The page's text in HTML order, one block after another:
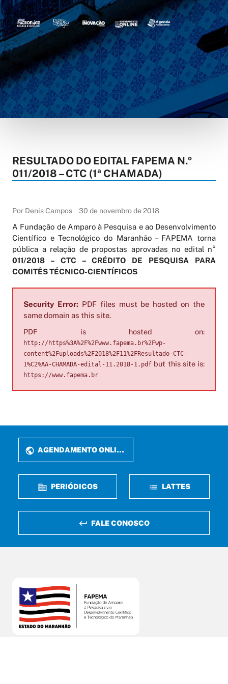
RESULTADO DO EDITAL FAPEMA N.º
011/2018 – CTC (1ª CHAMADA)
Por Denis Campos 30 de novembro de 2018
A Fundação de Amparo à Pesquisa e ao Desenvolvimento
Científico e Tecnológico do Maranhão – FAPEMA torna
pública a relação de propostas aprovadas no edital n°
011/2018 – CTC – CRÉDITO DE PESQUISA PARA
COMITÊS TÉCNICO-CIENTÍFICOS
Security Error:PDF files must be hosted on the
same domain as this site.
PDF is hosted on:
http://https%3A%2F%2Fwww.fapema.br%2Fwp-
content%2Fuploads%2F2018%2F11%2FResultado-CTC-
1%C2%AA-CHAMADA-edital-11.2018-1.pdf but this site is:
https://www.fapema.br
AGENDAMENTO ONLINE
PERIÓDICOS LATTES
FALE CONOSCO